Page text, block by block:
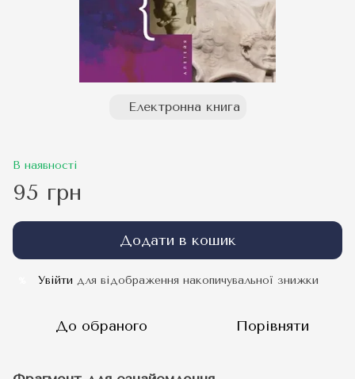
Електронна книга
В наявності
95 грн
Додати в кошик
Увійти для відображення накопичувальної знижки
До обраного Порівняти